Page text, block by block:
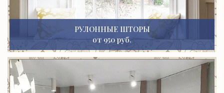
РУЛОННЫЕ ШТОРЫ
от 950 руб.